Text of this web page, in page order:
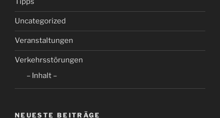
Uncategorized
Veranstaltungen
Verkehrsstörungen
– Inhalt –
NEUESTE BEITRÄGE